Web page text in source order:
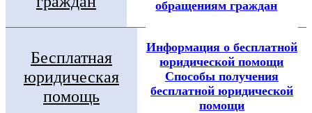
обращениям граждан
Бесплатная
юридическая
помощь
Информация о бесплатной
юридической помощи
Способы получения
бесплатной юридической
помощи